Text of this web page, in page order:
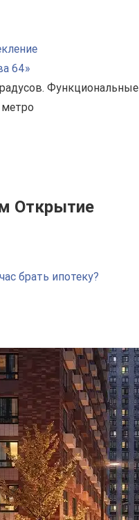
64»
Функциональные
Открытие
брать ипотеку?